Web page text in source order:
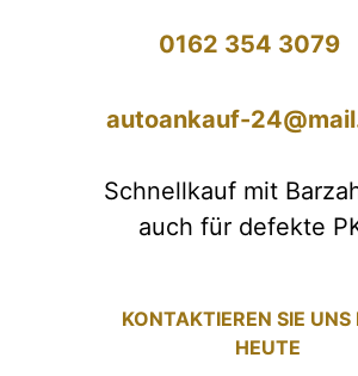
0162 354 3079
autoankauf-
Schnellkauf mit
auch für defekte
KONTAKTIEREN SIE UNS
HEUTE